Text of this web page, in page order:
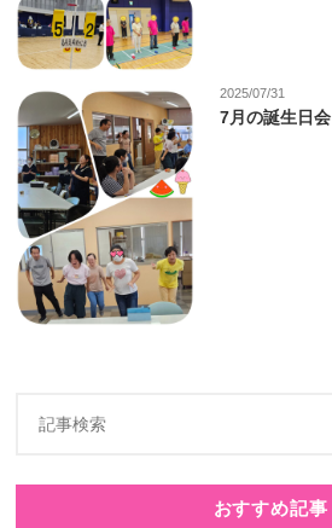
2025/07/31
7月の誕生日会
おすすめ記事